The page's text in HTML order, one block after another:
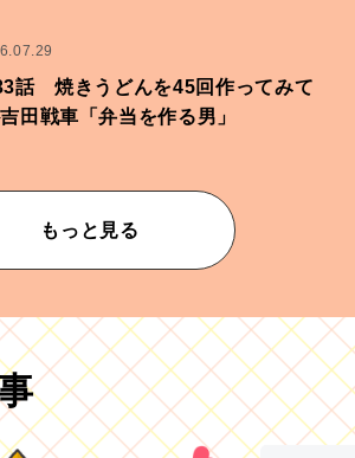
話 焼きうどんを45回作ってみて
田戦車「弁当を作る男」
もっと見る